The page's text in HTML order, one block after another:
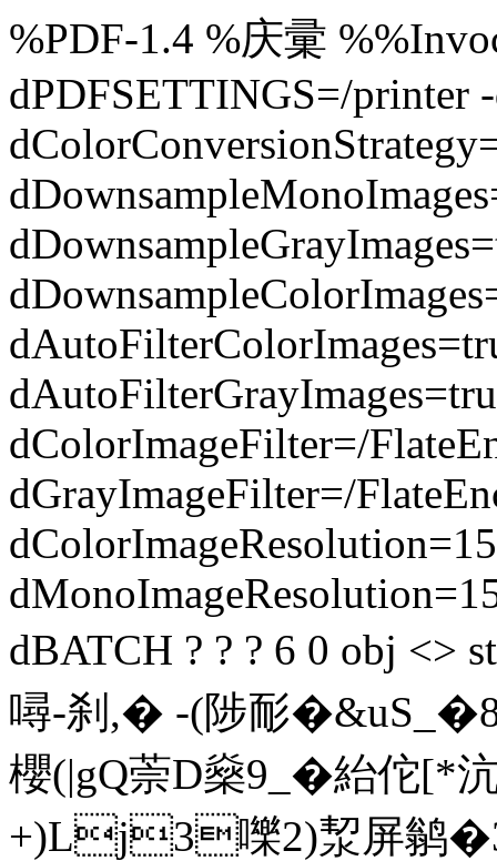
%PDF-1.4 %庆彚
dPDFSETTINGS=/printer
dColorImageFilter=/
dGrayImageFilter=/
dBATCH ? ? ? 6 0 obj
噚-刹,� -(陟耏
櫻(|gQ萗D燊9_�紿佗[*
+)Lj3嚛2)洯屏鹟